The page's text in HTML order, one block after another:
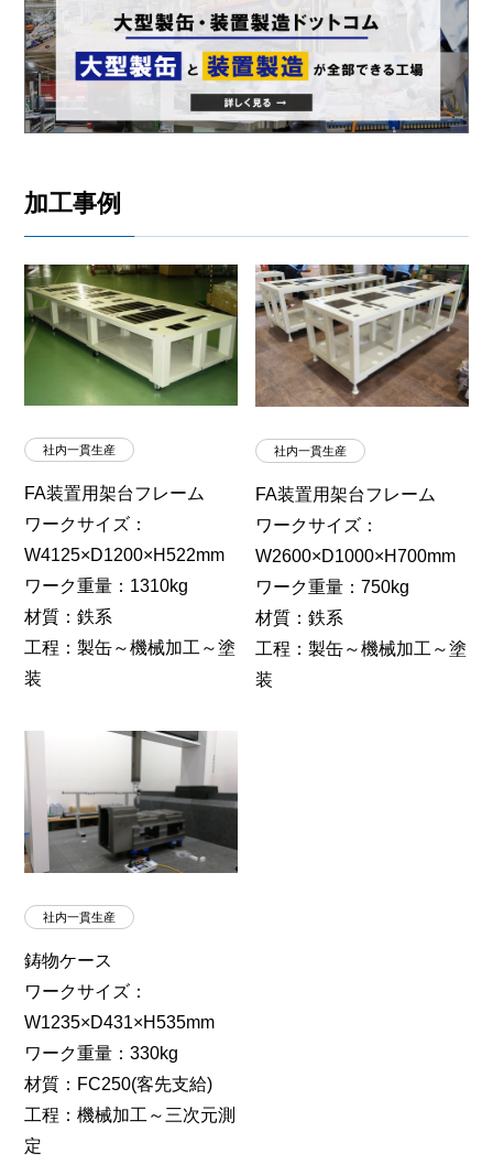
加工事例
社内一貫生産
FA装置用架台フレーム
ワークサイズ：
W4125×D1200×H522mm
ワーク重量：1310kg
材質：鉄系
工程：製缶～機械加工～塗
装
社内一貫生産
FA装置用架台フレーム
ワークサイズ：
W2600×D1000×H700mm
ワーク重量：750kg
材質：鉄系
工程：製缶～機械加工～塗
装
社内一貫生産
鋳物ケース
ワークサイズ：
W1235×D431×H535mm
ワーク重量：330kg
材質：FC250(客先支給)
工程：機械加工～三次元測
定